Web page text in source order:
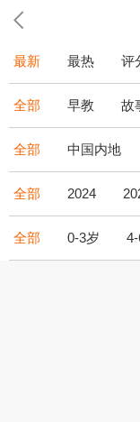
最新 最热 评
全部 早教 故
全部 中国内地
全部 2024
全部 0-3岁